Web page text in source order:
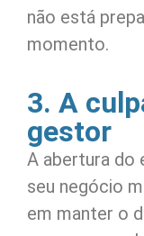
não está
momento.
3. A
gestor
A abertura do
seu negócio
em manter o